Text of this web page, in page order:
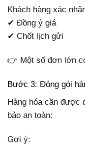
Khách hàng xác
✔ Đồng ý giá
✔ Chốt lịch gửi
👉 Một số đơn lớn
Bước 3: Đóng gói
Hàng hóa cần được
bảo an toàn:
Gợi ý: